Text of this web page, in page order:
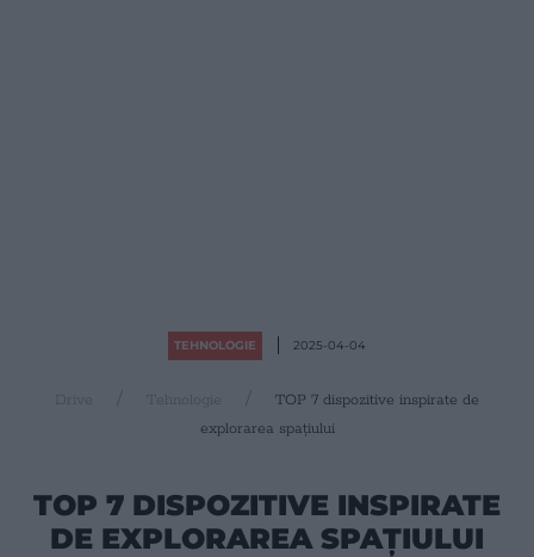
TEHNOLOGIE 2025-04-04
Drive
TOP 7 dispozitive inspirate de
explorarea spațiului
TOP 7 DISPOZITIVE INSPIRATE
DE EXPLORAREA SPAȚIULUI